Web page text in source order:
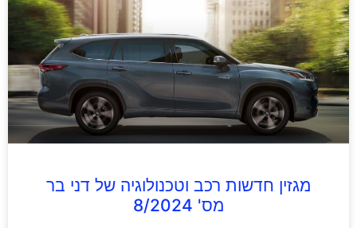
מגזין חדשות רכב וטכנולוגיה של דני בר
מס' 8/2024